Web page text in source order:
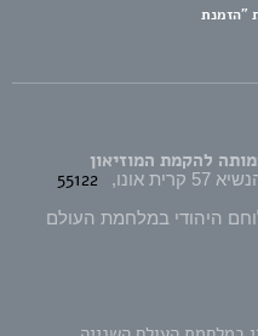
"הזמנת
להקמת המוזיאון
55122
היהודי במלחמת העולם